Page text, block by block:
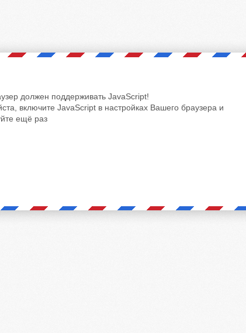
должен поддерживать JavaScript!
включите JavaScript в настройках Вашего браузера и
ещё раз